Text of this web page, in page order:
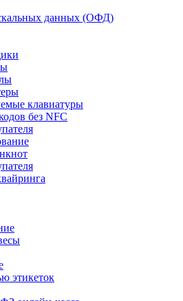
данных (ОФД)
клавиатуры
без NFC
этикеток